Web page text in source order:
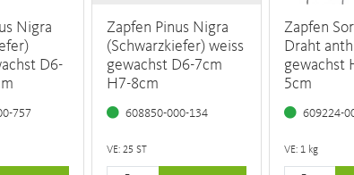
Nigra
D6-
757
Zapfen Pinus Nigra
(Schwarzkiefer) weiss
gewachst D6-7cm
H7-8cm
608850-000-134
VE: 25 ST
Zapfen
Draht
gewachst
5cm
609224-
VE: 1 kg